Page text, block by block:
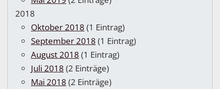
2018
Oktober 2018 (1 Eintrag)
September 2018 (1 Eintrag)
August 2018 (1 Eintrag)
Juli 2018 (2 Einträge)
Mai 2018 (2 Einträge)